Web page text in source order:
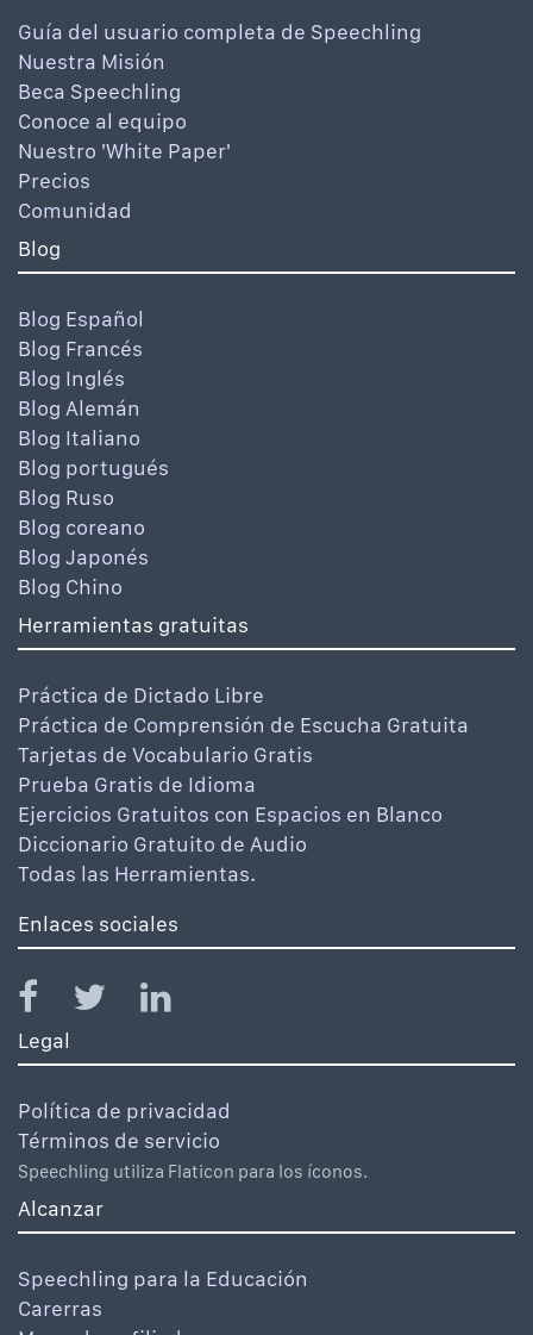
Guía del usuario completa de Speechling
Nuestra Misión
Beca Speechling
Conoce al equipo
Nuestro 'White Paper'
Precios
Comunidad
Blog
Blog Español
Blog Francés
Blog Inglés
Blog Alemán
Blog Italiano
Blog portugués
Blog Ruso
Blog coreano
Blog Japonés
Blog Chino
Herramientas gratuitas
Práctica de Dictado Libre
Práctica de Comprensión de Escucha Gratuita
Tarjetas de Vocabulario Gratis
Prueba Gratis de Idioma
Ejercicios Gratuitos con Espacios en Blanco
Diccionario Gratuito de Audio
Todas las Herramientas.
Enlaces sociales
Legal
Política de privacidad
Términos de servicio
Speechling utiliza Flaticon para los íconos.
Alcanzar
Speechling para la Educación
Carerras